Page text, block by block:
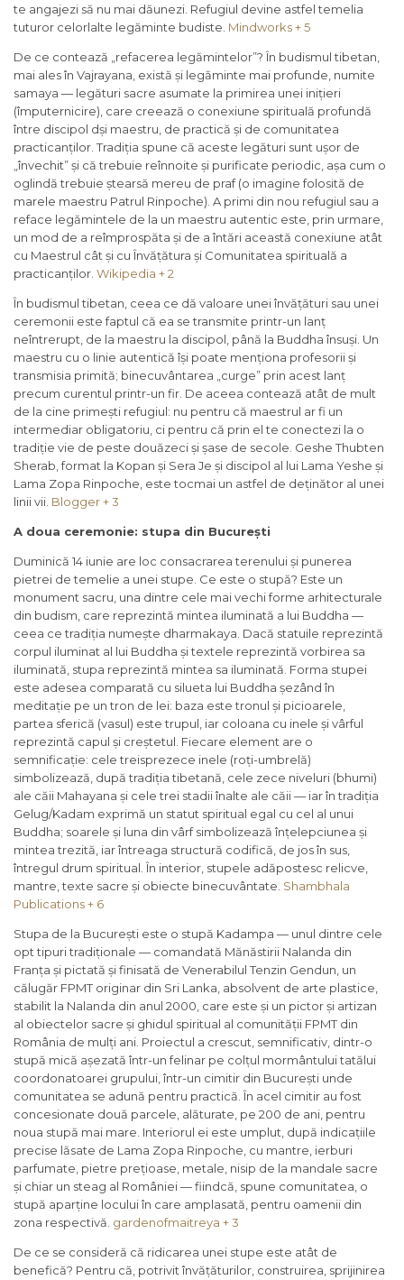
te angajezi să nu mai dăunezi. Refugiul devine astfel temelia
tuturor celorlalte legăminte budiste. Mindworks + 5
De ce contează „refacerea legămintelor”? În budismul tibetan,
mai ales în Vajrayana, există și legăminte mai profunde, numite
samaya — legături sacre asumate la primirea unei inițieri
(împuternicire), care creează o conexiune spirituală profundă
între discipol dși maestru, de practică și de comunitatea
practicanților. Tradiția spune că aceste legături sunt ușor de
„învechit” și că trebuie reînnoite și purificate periodic, așa cum o
oglindă trebuie ștearsă mereu de praf (o imagine folosită de
marele maestru Patrul Rinpoche). A primi din nou refugiul sau a
reface legămintele de la un maestru autentic este, prin urmare,
un mod de a reîmprospăta și de a întări această conexiune atât
cu Maestrul cât și cu Învățătura și Comunitatea spirituală a
practicanților. Wikipedia + 2
În budismul tibetan, ceea ce dă valoare unei învățături sau unei
ceremonii este faptul că ea se transmite printr-un lanț
neîntrerupt, de la maestru la discipol, până la Buddha însuși. Un
maestru cu o linie autentică își poate menționa profesorii și
transmisia primită; binecuvântarea „curge” prin acest lanț
precum curentul printr-un fir. De aceea contează atât de mult
de la cine primești refugiul: nu pentru că maestrul ar fi un
intermediar obligatoriu, ci pentru că prin el te conectezi la o
tradiție vie de peste douăzeci și șase de secole. Geshe Thubten
Sherab, format la Kopan și Sera Je și discipol al lui Lama Yeshe și
Lama Zopa Rinpoche, este tocmai un astfel de deținător al unei
linii vii. Blogger + 3
A doua ceremonie: stupa din București
Duminică 14 iunie are loc consacrarea terenului și punerea
pietrei de temelie a unei stupe. Ce este o stupă? Este un
monument sacru, una dintre cele mai vechi forme arhitecturale
din budism, care reprezintă mintea iluminată a lui Buddha —
ceea ce tradiția numește dharmakaya. Dacă statuile reprezintă
corpul iluminat al lui Buddha și textele reprezintă vorbirea sa
iluminată, stupa reprezintă mintea sa iluminată. Forma stupei
este adesea comparată cu silueta lui Buddha șezând în
meditație pe un tron de lei: baza este tronul și picioarele,
partea sferică (vasul) este trupul, iar coloana cu inele și vârful
reprezintă capul și creștetul. Fiecare element are o
semnificație: cele treisprezece inele (roți-umbrelă)
simbolizează, după tradiția tibetană, cele zece niveluri (bhumi)
ale căii Mahayana și cele trei stadii înalte ale căii — iar în tradiția
Gelug/Kadam exprimă un statut spiritual egal cu cel al unui
Buddha; soarele și luna din vârf simbolizează înțelepciunea și
mintea trezită, iar întreaga structură codifică, de jos în sus,
întregul drum spiritual. În interior, stupele adăpostesc relicve,
mantre, texte sacre și obiecte binecuvântate. Shambhala
Publications + 6
Stupa de la București este o stupă Kadampa — unul dintre cele
opt tipuri tradiționale — comandată Mănăstirii Nalanda din
Franța și pictată și finisată de Venerabilul Tenzin Gendun, un
călugăr FPMT originar din Sri Lanka, absolvent de arte plastice,
stabilit la Nalanda din anul 2000, care este și un pictor și artizan
al obiectelor sacre și ghidul spiritual al comunității FPMT din
România de mulți ani. Proiectul a crescut, semnificativ, dintr-o
stupă mică așezată într-un felinar pe colțul mormântului tatălui
coordonatoarei grupului, într-un cimitir din București unde
comunitatea se adună pentru practică. În acel cimitir au fost
concesionate două parcele, alăturate, pe 200 de ani, pentru
noua stupă mai mare. Interiorul ei este umplut, după indicațiile
precise lăsate de Lama Zopa Rinpoche, cu mantre, ierburi
parfumate, pietre prețioase, metale, nisip de la mandale sacre
și chiar un steag al României — fiindcă, spune comunitatea, o
stupă aparține locului în care amplasată, pentru oamenii din
zona respectivă. gardenofmaitreya + 3
De ce se consideră că ridicarea unei stupe este atât de
benefică? Pentru că, potrivit învățăturilor, construirea, sprijinirea